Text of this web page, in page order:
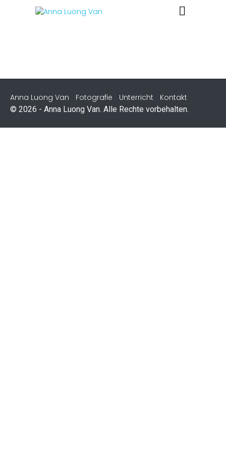
Anna Luong Van Fotografie Unterricht Kontakt
© 2026 - Anna Luong Van. Alle Rechte vorbehalten.